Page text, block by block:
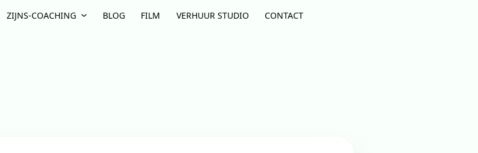
ZIJNS-COACHING BLOG FILM VERHUUR STUDIO CONTACT